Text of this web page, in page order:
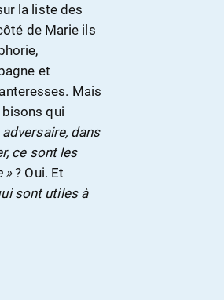
la liste des
de Marie ils
et
Mais
bisons qui
dans
ce sont les
»? Oui. Et
sont utiles à